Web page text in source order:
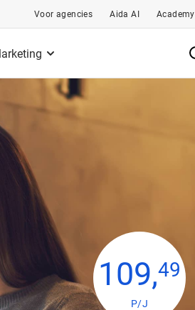
Voor agencies Aida AI Academy
109,49
P/J